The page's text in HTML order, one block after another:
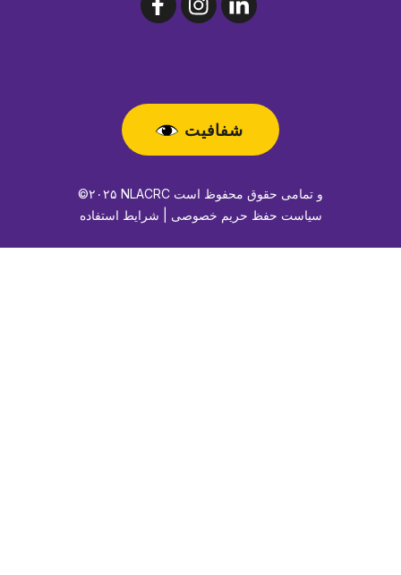
شفافیت
©۲۰۲۵ NLACRC و تمامی حقوق محفوظ است
سیاست حفظ حریم خصوصی | شرایط استفاده